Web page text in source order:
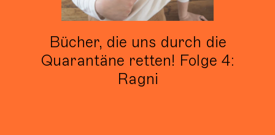
Bücher, die uns durch die
Quarantäne retten! Folge 4:
Ragni